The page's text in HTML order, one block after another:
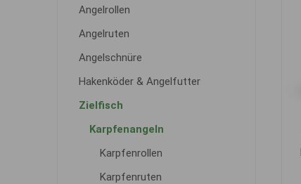
Angelrollen
Angelruten
Angelschnüre
Hakenköder & Angelfutter
Zielfisch
Karpfenangeln
Karpfenrollen
Karpfenruten